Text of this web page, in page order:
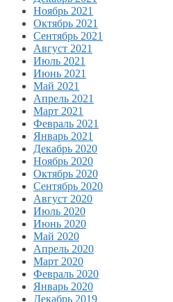
Ноябрь 2021
Октябрь 2021
Сентябрь 2021
Август 2021
Июль 2021
Июнь 2021
Май 2021
Апрель 2021
Март 2021
Февраль 2021
Январь 2021
Декабрь 2020
Ноябрь 2020
Октябрь 2020
Сентябрь 2020
Август 2020
Июль 2020
Июнь 2020
Май 2020
Апрель 2020
Март 2020
Февраль 2020
Январь 2020
Декабрь 2019